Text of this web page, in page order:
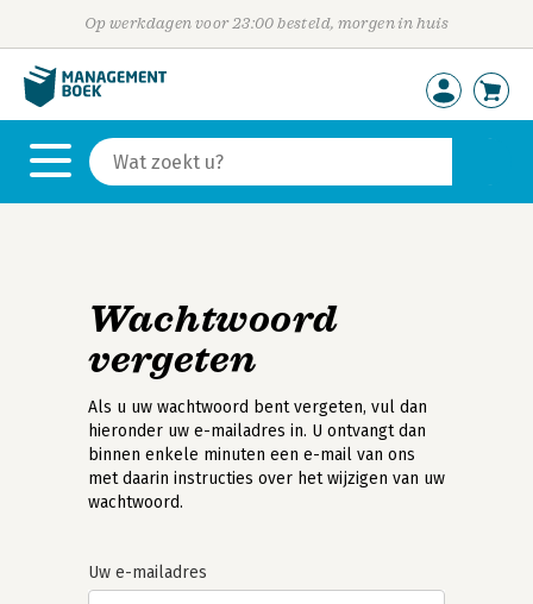
Op werkdagen voor 23:00 besteld, morgen in huis
Wachtwoord
vergeten
Als u uw wachtwoord bent vergeten, vul dan
hieronder uw e-mailadres in. U ontvangt dan
binnen enkele minuten een e-mail van ons
met daarin instructies over het wijzigen van uw
wachtwoord.
Uw e-mailadres